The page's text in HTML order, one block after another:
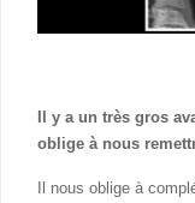
Il y a un très gros
oblige à nous
Il nous oblige à